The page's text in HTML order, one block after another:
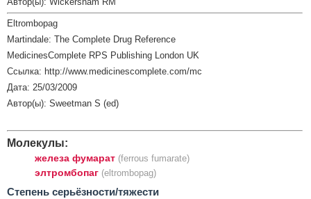
Eltrombopag
Martindale: The Complete Drug Reference
MedicinesComplete RPS Publishing London UK
Ссылка: http://www.medicinescomplete.com/mc
Дата: 25/03/2009
Автор(ы): Sweetman S (ed)
Молекулы:
железа фумарат (ferrous fumarate)
элтромбопаг (eltrombopag)
Cтепень серьёзности/тяжести